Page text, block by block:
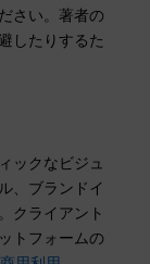
さい。著者の
したりするた
ックなビジュ
、ブランドイ
クライアント
トフォームの